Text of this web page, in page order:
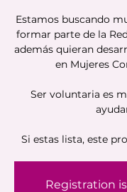
Estamos buscando
formar parte de la
además quieran
en Mujeres
Ser voluntaria es
Si estas lista, este
Registration